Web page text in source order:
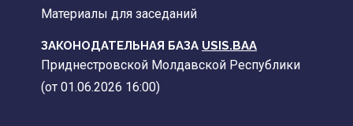
Материалы для заседаний
ЗАКОНОДАТЕЛЬНАЯ БАЗА USIS.BAA
Приднестровской Молдавской Республики
(от 01.06.2026 16:00)